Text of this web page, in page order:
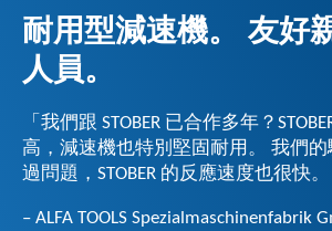
耐用型減速機。 友好
人員。
「我們跟 STOBER 已合作多年？
高，減速機也特別堅固耐用。 我們
過問題，STOBER 的反應速度也很快。
– ALFA TOOLS Spezialmaschinenfabrik